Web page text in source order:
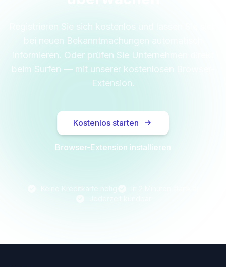
Registrieren Sie sich kostenlos und lassen Sie sich
bei neuen Bekanntmachungen automatisch
informieren. Oder prüfen Sie Unternehmen direkt
beim Surfen — mit unserer kostenlosen Browser-
Extension.
Kostenlos starten
Browser-Extension installieren